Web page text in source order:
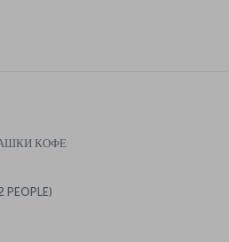
КОФЕ
PEOPLE)